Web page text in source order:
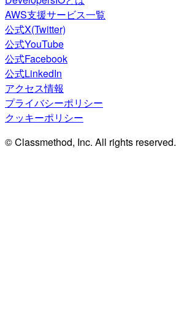
AWS支援サービス一覧
公式X(Twitter)
公式YouTube
公式Facebook
公式LinkedIn
アクセス情報
プライバシーポリシー
クッキーポリシー
© Classmethod, Inc. All rights reserved.